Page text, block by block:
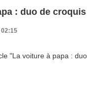
: duo de croquis
02:15